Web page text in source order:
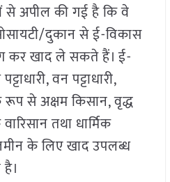
से अपील की गई है कि वे
दुकान से ई-विकास
कर खाद ले सकते हैं। ई-
वन पट्टाधारी,
रूप से अक्षम किसान, वृद्ध
तथा धार्मिक
के लिए खाद उपलब्ध